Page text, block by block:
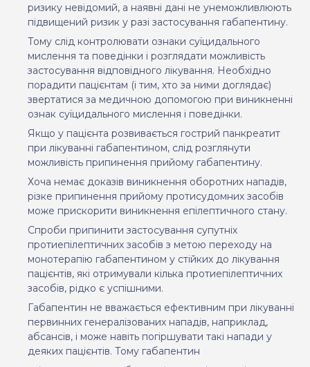
ризику невідомий, а наявні дані не унеможливлюють
підвищений ризик у разі застосування габапентину.
Тому слід контролювати ознаки суїцидального
мислення та поведінки і розглядати можливість
застосування відповідного лікування. Необхідно
порадити пацієнтам (і тим, хто за ними доглядає)
звертатися за медичною допомогою при виникненні
ознак суїцидального мислення і поведінки.
Якщо у пацієнта розвивається гострий панкреатит
при лікуванні габапентином, слід розглянути
можливість припинення прийому габапентину.
Хоча немає доказів виникнення оборотних нападів,
різке припинення прийому протисудомних засобів
може прискорити виникнення епілептичного стану.
Спроби припинити застосування супутніх
протиепілептичних засобів з метою переходу на
монотерапію габапентином у стійких до лікування
пацієнтів, які отримували кілька протиепілептичних
засобів, рідко є успішними.
Габапентин не вважається ефективним при лікуванні
первинних генералізованих нападів, наприклад,
абсансів, і може навіть погіршувати такі напади у
деяких пацієнтів. Тому габапентин